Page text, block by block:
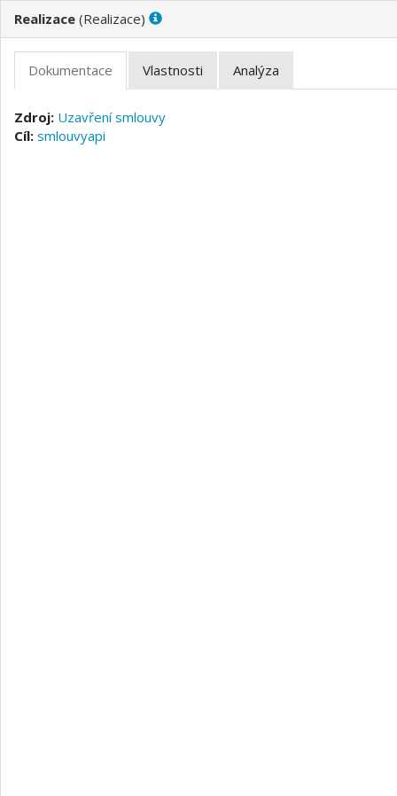
( )
Uzavření smlouvy
smlouvyapi